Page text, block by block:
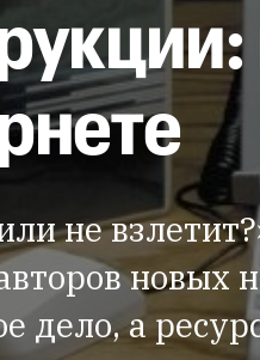
не
новых
дело, а